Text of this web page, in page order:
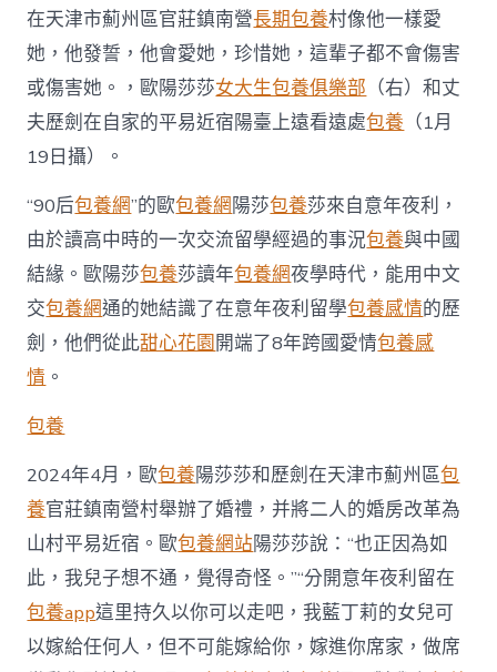
中
國
網〉
中
在天津市薊州區官莊鎮南營長期包養村像他一樣愛
她，他發誓，他會愛她，珍惜她，這輩子都不會傷害
或傷害她。，歐陽莎莎女大生包養俱樂部 （右）和丈
夫歷劍在自家的平易近宿陽臺上遠看遠處包養 （1月
19日攝）。
“90后包養網”的歐包養網陽莎包養莎來自意年夜利，
由於讀高中時的一次交流留學經過的事況包養與中國
結緣。歐陽莎包養莎讀年包養網夜學時代，能用中文
交包養網通的她結識了在意年夜利留學包養感情的歷
劍，他們從此甜心花園開端了8年跨國愛情包養感
情 。
包養
2024年4月，歐包養陽莎莎和歷劍在天津市薊州區包
養官莊鎮南營村舉辦了婚禮，并將二人的婚房改革為
山村平易近宿。歐包養網站陽莎莎說：“也正因為如
此，我兒子想不通，覺得奇怪。”“分開意年夜利留在
包養app這里持久以你可以走吧，我藍丁莉的女兒可
以嫁給任何人，但不可能嫁給你，嫁進你席家，做席